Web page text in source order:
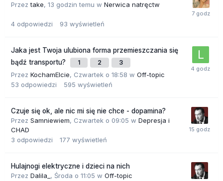
Przeztake, 13 godzin temu w Nerwica natręctw
4 odpowiedzi 93 wyświetleń
Jaka jest Twoja ulubiona forma przemieszczania się
bądź transportu?
1 2 3
Przez KochamElcie, Czwartek o 18:58 w Off-topic
53 odpowiedzi 595 wyświetleń
Czuje się ok, ale nic mi się nie chce - dopamina?
Przez Samniewiem, Czwartek o 09:05 w Depresja i
CHAD
3 odpowiedzi 177 wyświetleń
Hulajnogi elektryczne i dzieci na nich
Przez Dalila_ , Środa o 11:05 w Off-topic